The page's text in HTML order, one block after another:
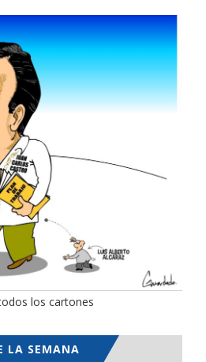
los cartones
LA SEMANA